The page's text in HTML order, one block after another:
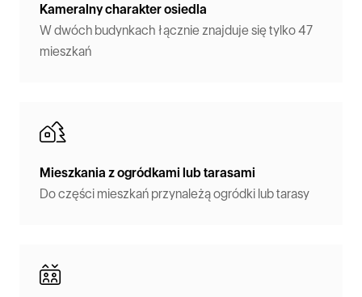
Kameralny charakter osiedla
W dwóch budynkach łącznie znajduje się tylko 47
mieszkań
Mieszkania z ogródkami lub tarasami
Do części mieszkań przynależą ogródki lub tarasy